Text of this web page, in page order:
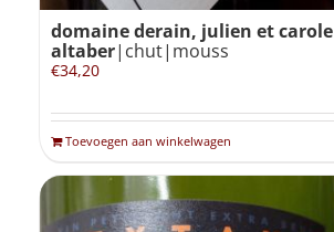
domaine derain, julien et carole
altaber|chut|mouss
€34,20
Toevoegen aan winkelwagen